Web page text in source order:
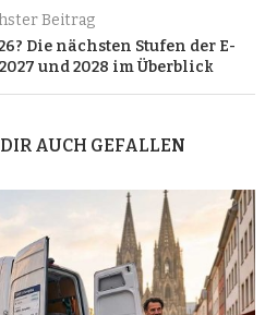
Beitrag
Die nächsten Stufen der E-
und 2028 im Überblick
AUCH GEFALLEN